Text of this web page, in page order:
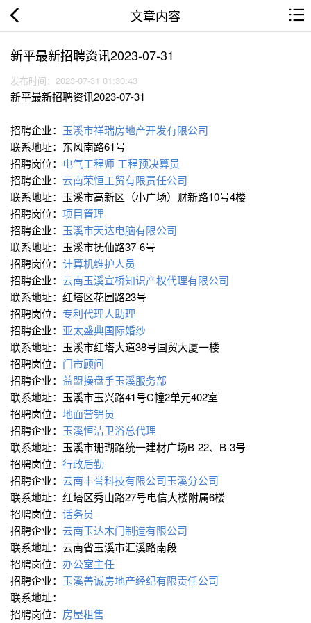
文章内容
新平最新招聘资讯2023-07-31
发布时间：2023-07-31 01:30:43
新平最新招聘资讯2023-07-31
招聘企业： 玉溪市祥瑞房地产开发有限公司
联系地址：东风南路61号
招聘岗位： 电气工程师 工程预决算员
招聘企业： 云南荣恒工贸有限责任公司
联系地址：玉溪市高新区（小广场）财新路10号4楼
招聘岗位： 项目管理
招聘企业： 玉溪市天达电脑有限公司
联系地址：玉溪市抚仙路37-6号
招聘岗位： 计算机维护人员
招聘企业： 云南玉溪宣桥知识产权代理有限公司
联系地址：红塔区花园路23号
招聘岗位： 专利代理人助理
招聘企业： 亚太盛典国际婚纱
联系地址：玉溪市红塔大道38号国贸大厦一楼
招聘岗位： 门市顾问
招聘企业： 益盟操盘手玉溪服务部
联系地址：玉溪市玉兴路41号C幢2单元402室
招聘岗位： 地面营销员
招聘企业： 玉溪恒洁卫浴总代理
联系地址：玉溪市珊瑚路统一建材广场B-22、B-3号
招聘岗位： 行政后勤
招聘企业： 云南丰誉科技有限公司玉溪分公司
联系地址：红塔区秀山路27号电信大楼附属6楼
招聘岗位： 话务员
招聘企业： 云南玉达木门制造有限公司
联系地址：云南省玉溪市汇溪路南段
招聘岗位： 办公室主任
招聘企业： 玉溪善诚房地产经纪有限责任公司
联系地址：
招聘岗位： 房屋租售